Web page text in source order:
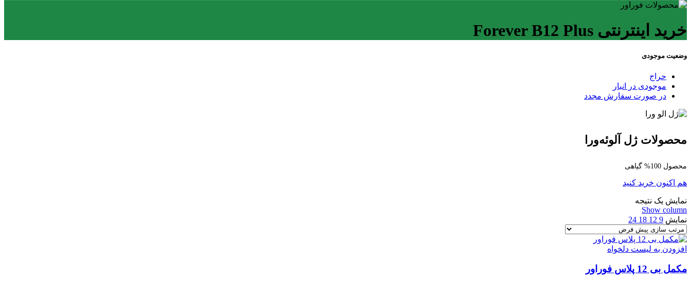
خرید اینترنتی Forever B12 Plus
وضعیت موجودی
حراج
موجودی در انبار
در صورت سفارش مجدد
محصولات ژل آلوئه‌ورا
محصول 100% گیاهی
هم اکنون خرید کنید
نمایش یک نتیجه
Show column
نمایش 9
12
18
24
افزودن به لیست دلخواه
مکمل بی 12 پلاس فوراور